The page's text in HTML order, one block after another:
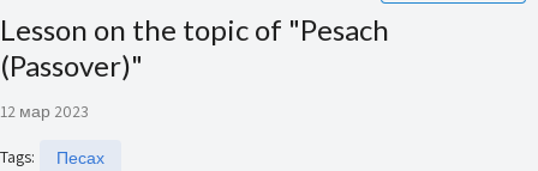
Lesson on the topic of "Pesach
(Passover)"
12 мар 2023
Tags:
Песах